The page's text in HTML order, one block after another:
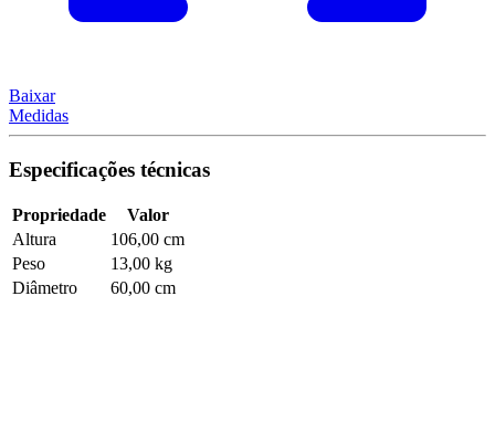
Baixar
Medidas
Especificações técnicas
Propriedade
Valor
Altura
106,00 cm
Peso
13,00 kg
Diâmetro
60,00 cm